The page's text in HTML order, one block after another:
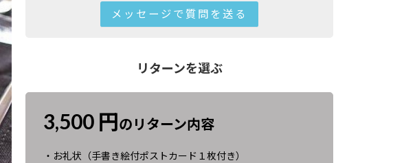
メッセージで質問を送る
リターンを選ぶ
3,500 円のリターン内容
・お礼状（手書き絵付ポストカード１枚付き）